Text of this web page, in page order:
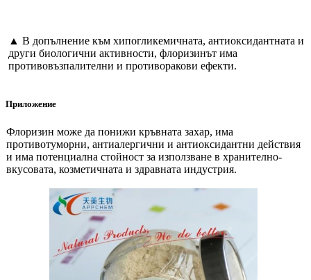
▲ В допълнение към хипогликемичната, антиоксидантната и
други биологични активности, флоризинът има
противовъзпалителни и противоракови ефекти.
Приложение
Флоризин може да понижи кръвната захар, има
противотуморни, антиалергични и антиоксидантни действия
и има потенциална стойност за използване в хранително-
вкусовата, козметичната и здравната индустрия.